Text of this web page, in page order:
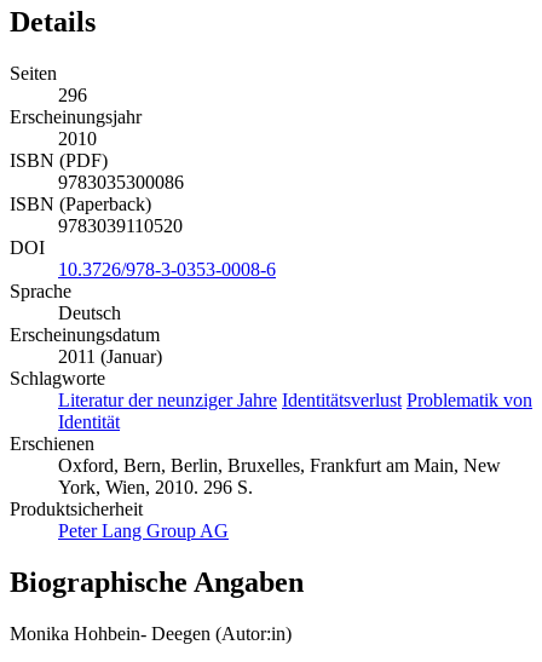
Details
Seiten
296
Erscheinungsjahr
2010
ISBN (PDF)
9783035300086
ISBN (Paperback)
9783039110520
DOI
10.3726/978-3-0353-0008-6
Sprache
Deutsch
Erscheinungsdatum
2011 (Januar)
Schlagworte
Literatur der neunziger Jahre Identitätsverlust Problematik von
Identität
Erschienen
Oxford, Bern, Berlin, Bruxelles, Frankfurt am Main, New
York, Wien, 2010. 296 S.
Produktsicherheit
Peter Lang Group AG
Biographische Angaben
Monika Hohbein- Deegen (Autor:in)